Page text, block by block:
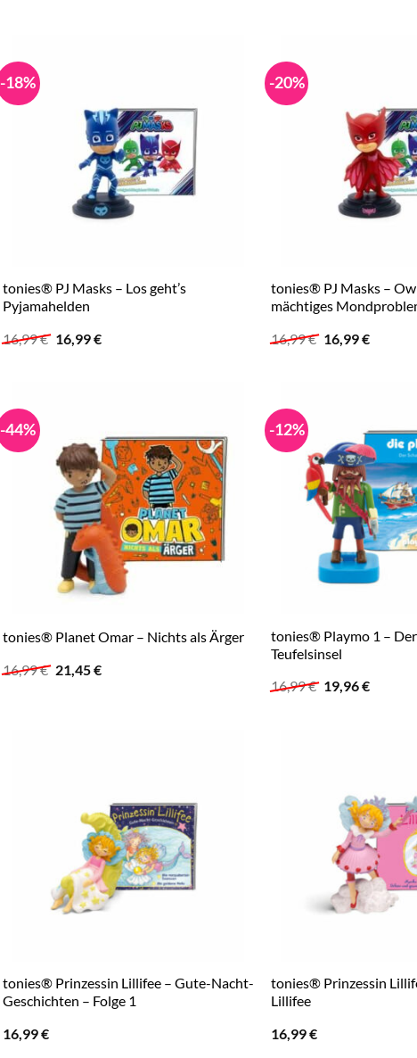
-18%
tonies® PJ Masks – Los geht’s
Pyjamahelden
16,99€ Ursprünglicher
Preis
16,99€Aktueller
-20%
tonies® PJ Masks –
mächtiges
16,99€ Ursprünglicher
Preis
16,99€Aktueller
-44%
tonies® Planet Omar – Nichts als Ärger
16,99€ Ursprünglicher
Preis
21,45€Aktueller
-12%
tonies® Playmo 1 –
Teufelsinsel
16,99€ Ursprünglicher
Preis
19,96€Aktueller
tonies® Prinzessin Lillifee – Gute-Nacht-
Geschichten – Folge 1
16,99€
tonies® Prinzessin
Lillifee
16,99€